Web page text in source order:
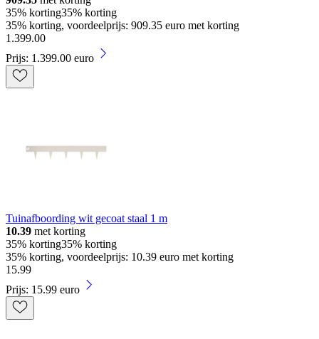
35% korting35% korting
35% korting, voordeelprijs: 909.35 euro met korting
1 .399.00
Prijs: 1.399.00 euro
Tuinafboording wit gecoat staal 1 m
10.39 met korting
35% korting35% korting
35% korting, voordeelprijs: 10.39 euro met korting
15.99
Prijs: 15.99 euro